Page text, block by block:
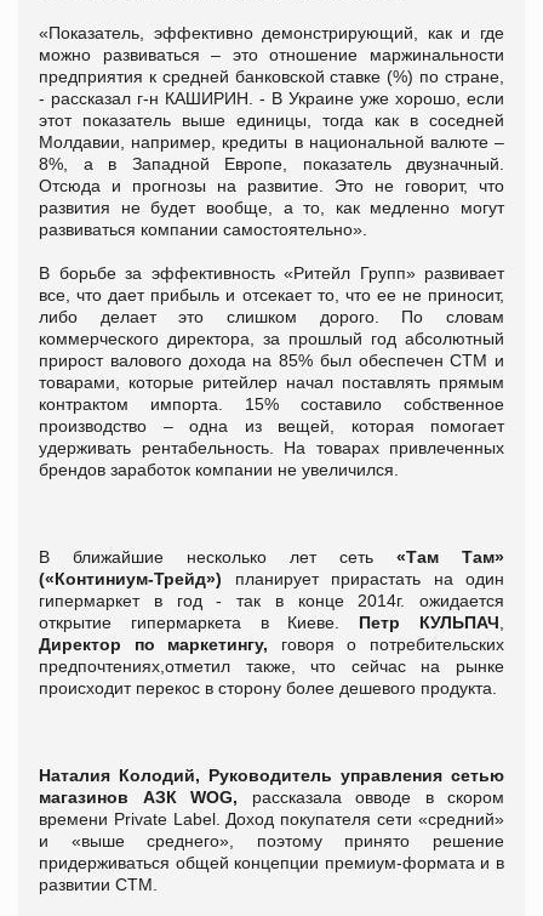
«Показатель, эффективно демонстрирующий, как и где
можно развиваться – это отношение маржинальности
предприятия к средней банковской ставке (%) по стране,
- рассказал г-н КАШИРИН. - В Украине уже хорошо, если
этот показатель выше единицы, тогда как в соседней
Молдавии, например, кредиты в национальной валюте –
8%, а в Западной Европе, показатель двузначный.
Отсюда и прогнозы на развитие. Это не говорит, что
развития не будет вообще, а то, как медленно могут
развиваться компании самостоятельно».
В борьбе за эффективность «Ритейл Групп» развивает
все, что дает прибыль и отсекает то, что ее не приносит,
либо делает это слишком дорого. По словам
коммерческого директора, за прошлый год абсолютный
прирост валового дохода на 85% был обеспечен СТМ и
товарами, которые ритейлер начал поставлять прямым
контрактом импорта. 15% составило собственное
производство – одна из вещей, которая помогает
удерживать рентабельность. На товарах привлеченных
брендов заработок компании не увеличился.
В ближайшие несколько лет сеть «Там Там»
(«Континиум-Трейд») планирует прирастать на один
гипермаркет в год - так в конце 2014г. ожидается
открытие гипермаркета в Киеве.
Петр КУЛЬПАЧ
Директор по маркетингу, говоря о потребительских
предпочтениях,отметил также, что сейчас на рынке
происходит перекос в сторону более дешевого продукта.
Наталия Колодий, Руководитель управления сетью
магазинов АЗК WOG, рассказала овводе в скором
времени Private Label. Доход покупателя сети «средний»
и «выше среднего», поэтому принято решение
придерживаться общей концепции премиум-формата и в
развитии СТМ.